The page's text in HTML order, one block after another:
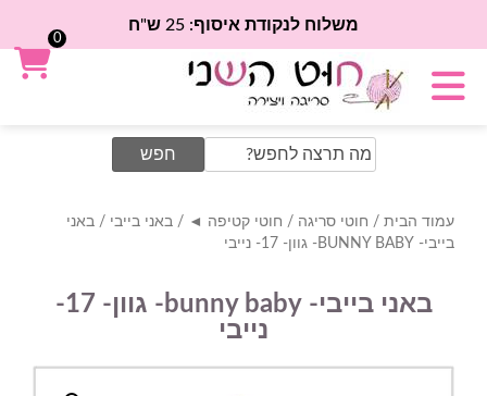
משלוח לנקודת איסוף: 25 ש"ח
Search
for:
עמוד הבית / חוטי סריגה / חוטי קטיפה ◄ / באני בייבי / באני
בייבי- BUNNY BABY- גוון- 17- נייבי
באני בייבי- bunny baby- גוון- 17-
נייבי
0